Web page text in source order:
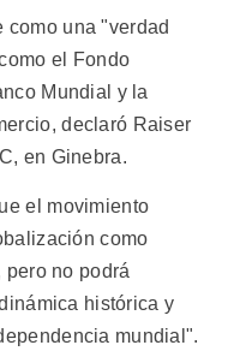
como una "verdad
el Fondo
Mundial y la
declaró Raiser
en Ginebra.
el movimiento
como
no podrá
histórica y
mundial".